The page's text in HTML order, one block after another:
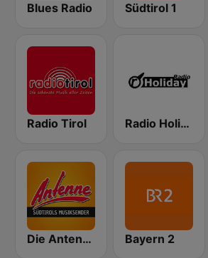
Blues Radio Südtirol 1
Radio Tirol Radio Holiday
Die Antenne Südtirol Bayern 2